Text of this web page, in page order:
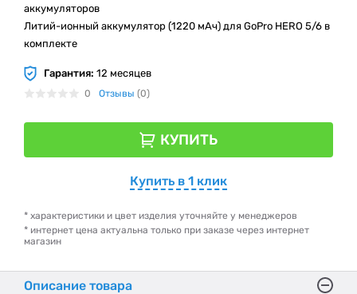
аккумуляторов
Литий-ионный аккумулятор (1220 мАч) для GoPro HERO 5/6 в
комплекте
Гарантия: 12 месяцев
0 Отзывы (0)
КУПИТЬ
Купить в 1 клик
* характеристики и цвет изделия уточняйте у менеджеров
* интернет цена актуальна только при заказе через интернет
магазин
Описание товара